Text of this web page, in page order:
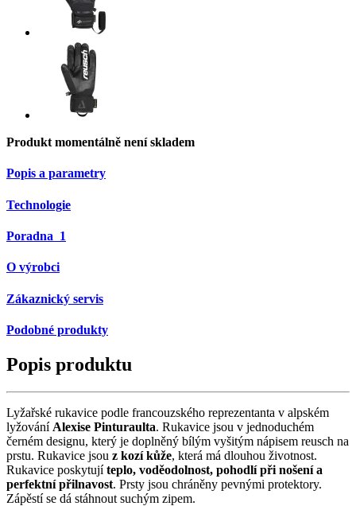
Produkt momentálně není skladem
Popis a parametry
Technologie
Poradna 1
O výrobci
Zákaznický servis
Podobné produkty
Popis produktu
Lyžařské rukavice podle francouzského reprezentanta v alpském
lyžování Alexise Pinturaulta. Rukavice jsou v jednoduchém
černém designu, který je doplněný bílým vyšitým nápisem reusch na
prstu. Rukavice jsou z kozí kůže, která má dlouhou životnost.
Rukavice poskytujíteplo, voděodolnost, pohodlí při nošení a
perfektní přilnavost. Prsty jsou chráněny pevnými protektory.
Zápěstí se dá stáhnout suchým zipem.